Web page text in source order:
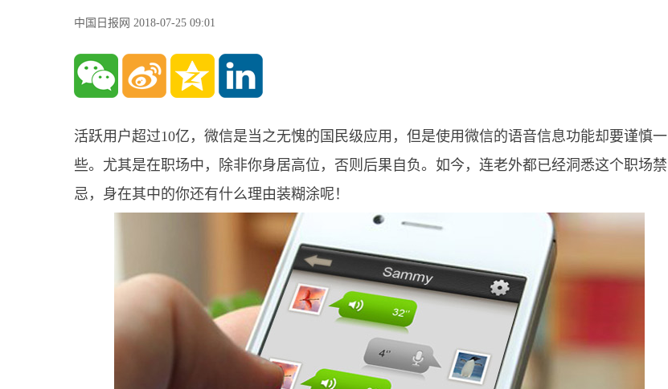
中国日报网 2018-07-25 09:01
活跃用户超过10亿，微信是当之无愧的国民级应用，但是使用微信的语音信息功能却要谨慎一
些。尤其是在职场中，除非你身居高位，否则后果自负。如今，连老外都已经洞悉这个职场禁
忌，身在其中的你还有什么理由装糊涂呢！